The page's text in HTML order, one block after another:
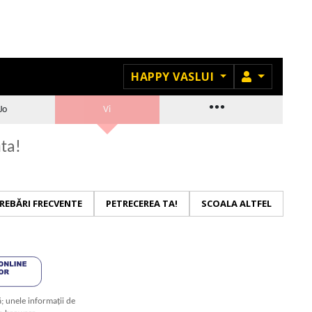
HAPPY VASLUI MEMBRU
Jo Vi ...
FRECVENTE PETRECEREA TA! SCOALA ALTFEL
unele informații de